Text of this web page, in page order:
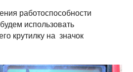
работоспособности
использовать
крутилку на значок